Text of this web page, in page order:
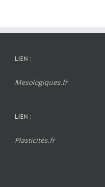
LIEN :
Mesologiques.fr
LIEN :
Plasticités.fr